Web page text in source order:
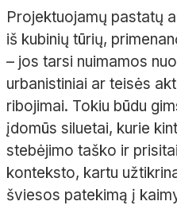
Projektuojamų pastatų
iš kubinių tūrių,
– jos tarsi nuimamos
urbanistiniai ar teisės
ribojimai. Tokiu būdu
įdomūs siluetai, kurie
stebėjimo taško ir
konteksto, kartu
šviesos patekimą į